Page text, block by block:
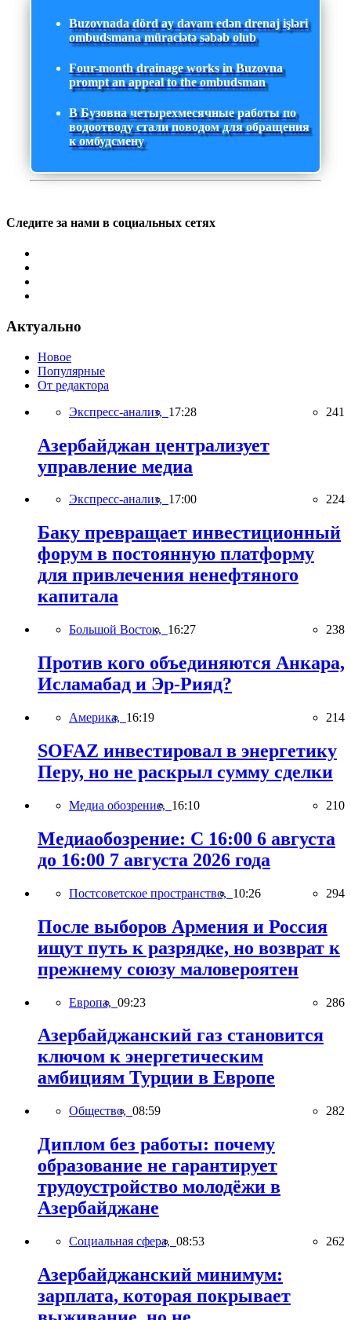
Buzovnada dörd ay davam edən drenaj işləri
ombudsmana müraciətə səbəb olub
Four-month drainage works in Buzovna
prompt an appeal to the ombudsman
В Бузовна четырехмесячные работы по
водоотводу стали поводом для обращения
к омбудсмену
Следите за нами в социальных сетях
Актуально
Новое
Популярные
От редактора
Экспресс-анализ, 17:28 241
Азербайджан централизует
управление медиа
Экспресс-анализ, 17:00 224
Баку превращает инвестиционный
форум в постоянную платформу
для привлечения ненефтяного
капитала
Большой Восток, 16:27 238
Против кого объединяются Анкара,
Исламабад и Эр-Рияд?
Америка, 16:19 214
SOFAZ инвестировал в энергетику
Перу, но не раскрыл сумму сделки
Медиа обозрение, 16:10 210
Медиаобозрение: С 16:00 6 августа
до 16:00 7 августа 2026 года
Постсоветское пространство, 10:26 294
После выборов Армения и Россия
ищут путь к разрядке, но возврат к
прежнему союзу маловероятен
Европа, 09:23 286
Азербайджанский газ становится
ключом к энергетическим
амбициям Турции в Европе
Общество, 08:59 282
Диплом без работы: почему
образование не гарантирует
трудоустройство молодёжи в
Азербайджане
Социальная сфера, 08:53 262
Азербайджанский минимум:
зарплата, которая покрывает